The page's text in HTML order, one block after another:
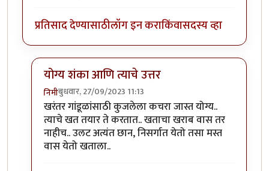
प्रतिसाद देण्यासाठीलॉग इन कराकिंवासदस्य व्हा
योग्य शंका आणि त्याचे उत्तर
निमीबुधवार, 27/09/2023 11:13
In reply toचांगलाच उपक्रमbyसौन्दर्य
खरंतर गांडूळांसाठी कुजलेला कचरा जास्त योग्य..
त्याचे खत तयार ते करतात.. खताचा खराब वास तर
नाहीच.. उलट अत्यंत छान, निसर्गात येतो तसा मस्त
वास येतो खताला..